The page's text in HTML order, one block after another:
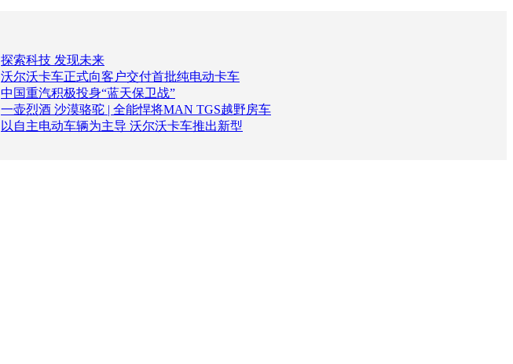
探索科技 发现未来
沃尔沃卡车正式向客户交付首批纯电动卡车
中国重汽积极投身“蓝天保卫战”
一壶烈酒 沙漠骆驼 | 全能悍将MAN TGS越野房车
以自主电动车辆为主导 沃尔沃卡车推出新型